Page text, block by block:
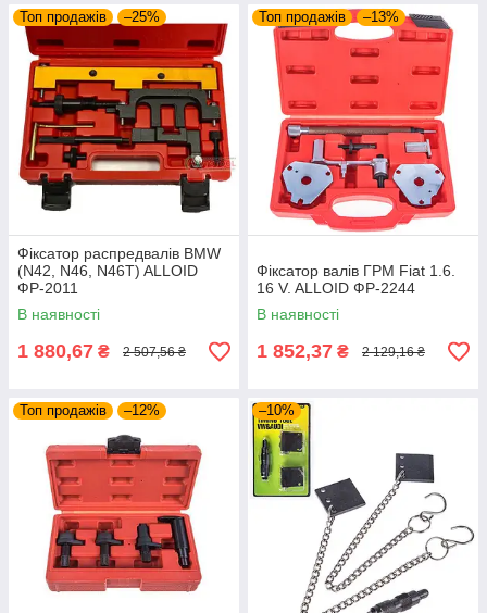
Топ продажів –25%
Фіксатор распредвалів BMW
(N42, N46, N46T) ALLOID
ФР-2011
В наявності
1 880,67 ₴ 2 507,56 ₴
Топ продажів –13%
Фіксатор валів ГРМ Fiat 1.6.
16 V. ALLOID ФР-2244
В наявності
1 852,37 ₴ 2 129,16 ₴
Топ продажів –12% –10%